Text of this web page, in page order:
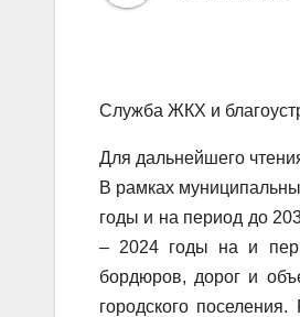
Служба ЖКХ и
Для дальнейшего
В рамках
годы и на период до
– 2024 годы на и
бордюров, дорог и
городского